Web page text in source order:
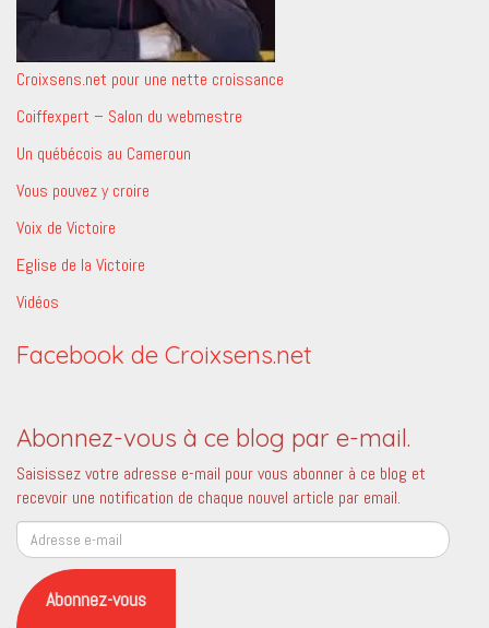
Croixsens.net pour une nette croissance
Coiffexpert – Salon du webmestre
Un québécois au Cameroun
Vous pouvez y croire
Voix de Victoire
Eglise de la Victoire
Vidéos
Facebook de Croixsens.net
Abonnez-vous à ce blog par e-mail.
Saisissez votre adresse e-mail pour vous abonner à ce blog et
recevoir une notification de chaque nouvel article par email.
Adresse
e-
mail
Abonnez-vous